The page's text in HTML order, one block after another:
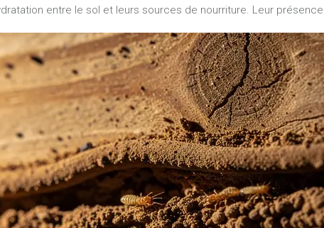
entre le sol et leurs sources de nourriture. Leur